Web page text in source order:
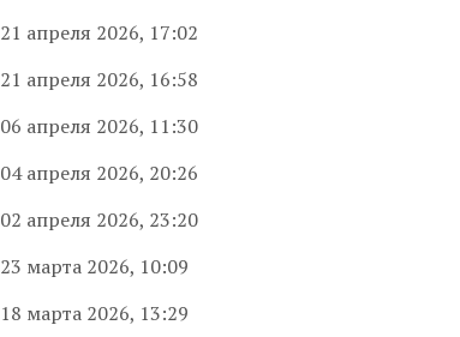
21 апреля 2026, 17:02
21 апреля 2026, 16:58
06 апреля 2026, 11:30
04 апреля 2026, 20:26
02 апреля 2026, 23:20
23 марта 2026, 10:09
18 марта 2026, 13:29